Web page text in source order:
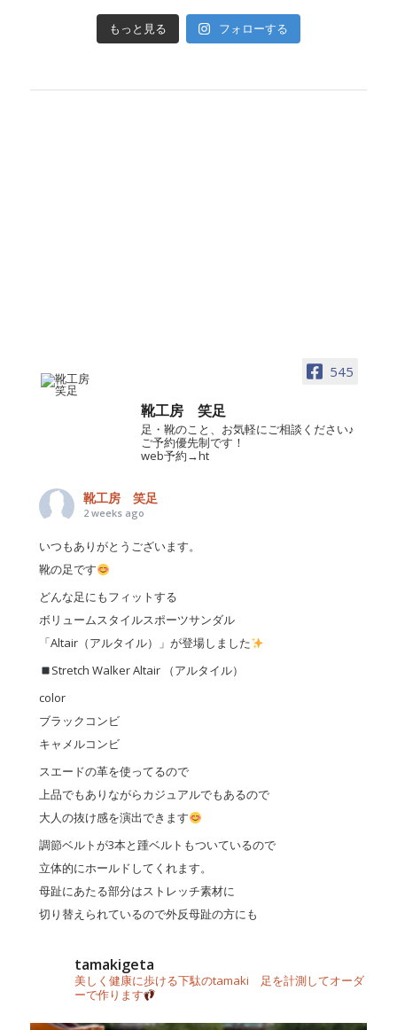
もっと見る フォローする
545
靴工房 笑足
足・靴のこと、お気軽にご相談ください♪
ご予約優先制です！
web予約→ht
靴工房 笑足
2 weeks ago
いつもありがとうございます。
靴の足です
どんな足にもフィットする
ボリュームスタイルスポーツサンダル
「Altair（アルタイル）」が登場しました
Stretch Walker Altair （アルタイル）
color
ブラックコンビ
キャメルコンビ
スエードの革を使ってるので
上品でもありながらカジュアルでもあるので
大人の抜け感を演出できます
調節ベルトが3本と踵ベルトもついているので
立体的にホールドしてくれます。
母趾にあたる部分はストレッチ素材に
切り替えられているので外反母趾の方にも
どんな足の形にもフィットします
沢山歩いても疲れにくく
あらゆるスタイリングにも馴染む
tamakigeta
美しく健康に歩ける下駄のtamaki 足を計測してオーダ
ーで作ります